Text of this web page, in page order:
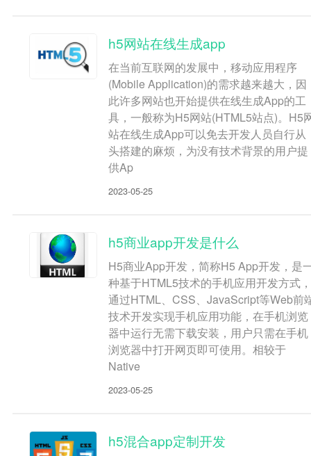
h5网站在线生成app
在当前互联网的发展中，移动应用程序
(Mobile Application)的需求越来越大，因
此许多网站也开始提供在线生成App的工
具，一般称为H5网站(HTML5站点)。H5
站在线生成App可以免去开发人员自行从
头搭建的麻烦，为没有技术背景的用户提
供Ap
2023-05-25
h5商业app开发是什么
H5商业App开发，简称H5 App开发，是
种基于HTML5技术的手机应用开发方式，
通过HTML、CSS、JavaScript等Web前
技术开发实现手机应用功能，在手机浏览
器中运行无需下载安装，用户只需在手机
浏览器中打开网页即可使用。相较于
Native
2023-05-25
h5混合app定制开发